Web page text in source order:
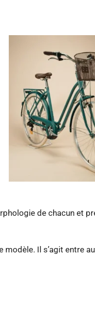
de chacun et
modèle. Il s’agit entre